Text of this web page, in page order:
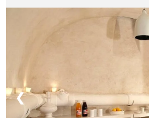
❮